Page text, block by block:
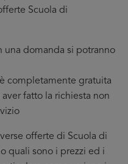
Scuola di
una domanda si potranno
completamente gratuita
fatto la richiesta non
offerte di Scuola di
quali sono i prezzi ed i